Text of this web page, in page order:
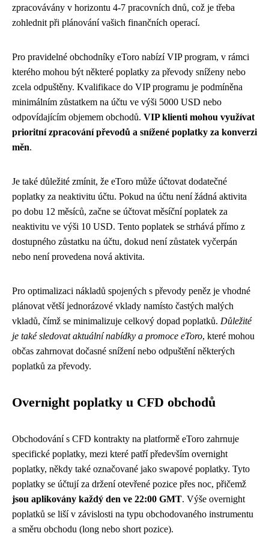
zpracovávány v horizontu 4-7 pracovních dnů, což je třeba
zohlednit při plánování vašich finančních operací.
Pro pravidelné obchodníky eToro nabízí VIP program, v rámci
kterého mohou být některé poplatky za převody sníženy nebo
zcela odpuštěny. Kvalifikace do VIP programu je podmíněna
minimálním zůstatkem na účtu ve výši 5000 USD nebo
odpovídajícím objemem obchodů. VIP klienti mohou využívat
prioritní zpracování převodů a snížené poplatky za konverzi
měn.
Je také důležité zmínit, že eToro může účtovat dodatečné
poplatky za neaktivitu účtu. Pokud na účtu není žádná aktivita
po dobu 12 měsíců, začne se účtovat měsíční poplatek za
neaktivitu ve výši 10 USD. Tento poplatek se strhává přímo z
dostupného zůstatku na účtu, dokud není zůstatek vyčerpán
nebo není provedena nová aktivita.
Pro optimalizaci nákladů spojených s převody peněz je vhodné
plánovat větší jednorázové vklady namísto častých malých
vkladů, čímž se minimalizuje celkový dopad poplatků. Důležité
je také sledovat aktuální nabídky a promoce eToro, které mohou
občas zahrnovat dočasné snížení nebo odpuštění některých
poplatků za převody.
Overnight poplatky u CFD obchodů
Obchodování s CFD kontrakty na platformě eToro zahrnuje
specifické poplatky, mezi které patří především overnight
poplatky, někdy také označované jako swapové poplatky. Tyto
poplatky se účtují za držení otevřené pozice přes noc, přičemž
jsou aplikovány každý den ve 22:00 GMT. Výše overnight
poplatků se liší v závislosti na typu obchodovaného instrumentu
a směru obchodu (long nebo short pozice).